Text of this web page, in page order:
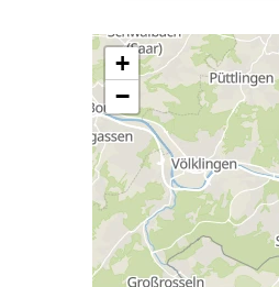
+
−